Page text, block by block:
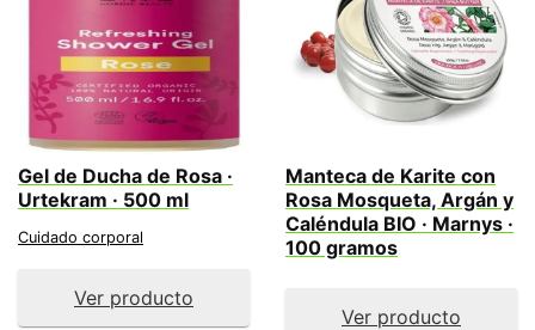
Gel de Ducha de Rosa ·
Urtekram · 500 ml
Cuidado corporal
Ver producto
Manteca de Karite con
Rosa Mosqueta, Argán y
Caléndula BIO · Marnys ·
100 gramos
Ver producto